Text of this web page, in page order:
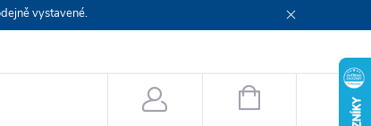
vystavené.
NÁKUPNÍ